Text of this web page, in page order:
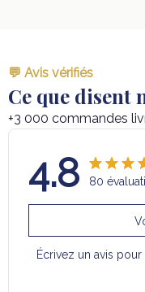
💬 Avis vérifiés
Ce que disent
+3 000 commandes
4.8 80
Écrivez un avis